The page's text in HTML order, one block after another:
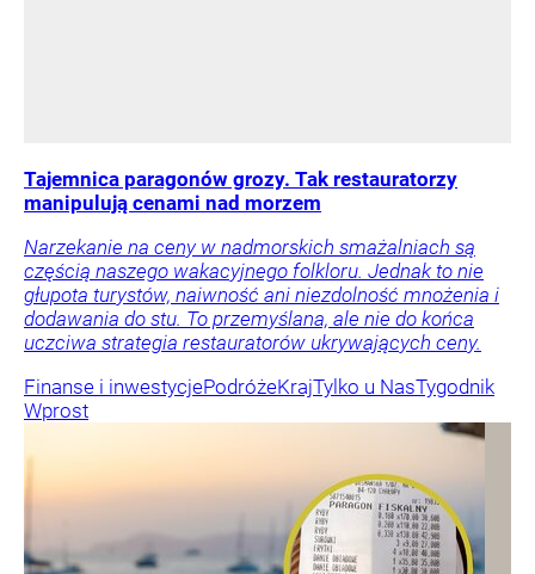
Tajemnica paragonów grozy. Tak restauratorzy
manipulują cenami nad morzem
Narzekanie na ceny w nadmorskich smażalniach są
częścią naszego wakacyjnego folkloru. Jednak to nie
głupota turystów, naiwność ani niezdolność mnożenia i
dodawania do stu. To przemyślana, ale nie do końca
uczciwa strategia restauratorów ukrywających ceny.
Finanse i inwestycjePodróżeKrajTylko u NasTygodnik
Wprost